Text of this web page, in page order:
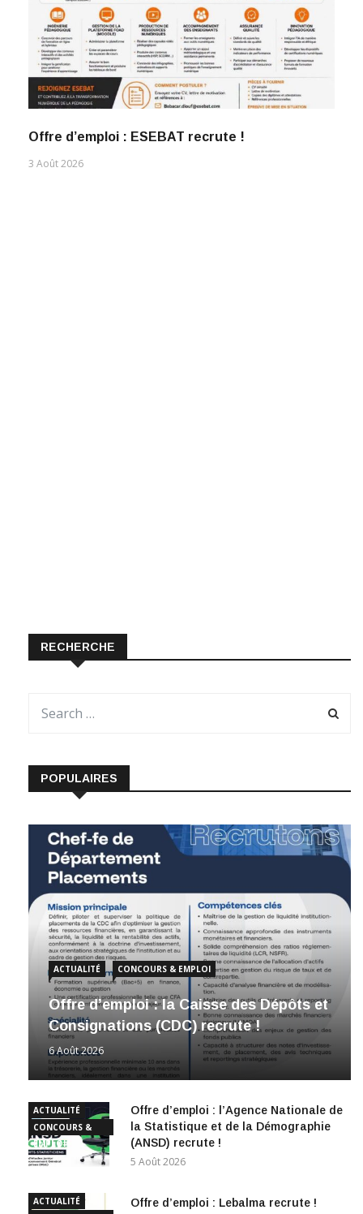
Offre d’emploi : ESEBAT recrute !
3 Août 2026
RECHERCHE
POPULAIRES
ACTUALITÉ CONCOURS & EMPLOI
Offre d’emploi : la Caisse des Dépôts et
Consignations (CDC) recrute !
6 Août 2026
ACTUALITÉ
CONCOURS &
EMPLOI
Offre d’emploi : l’Agence Nationale de
la Statistique et de la Démographie
(ANSD) recrute !
5 Août 2026
ACTUALITÉ
Offre d’emploi : Lebalma recrute !